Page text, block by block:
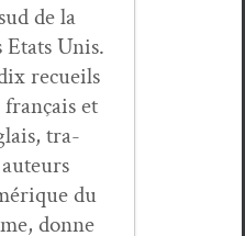
de la
Etats Unis.
recueils
français et
tra­
du
donne